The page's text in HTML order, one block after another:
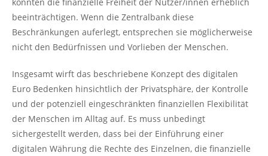
beeinträchtigen. Wenn die Zentralbank diese
Beschränkungen auferlegt, entsprechen sie möglicherweise
nicht den Bedürfnissen und Vorlieben der Menschen.
Insgesamt wirft das beschriebene Konzept des digitalen
Euro Bedenken hinsichtlich der Privatsphäre, der Kontrolle
und der potenziell eingeschränkten finanziellen Flexibilität
der Menschen im Alltag auf. Es muss unbedingt
sichergestellt werden, dass bei der Einführung einer
digitalen Währung die Rechte des Einzelnen, die finanzielle